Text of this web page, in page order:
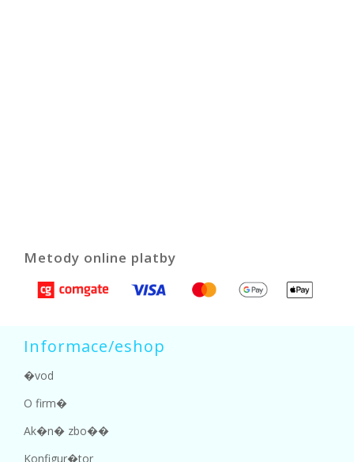
Metody online platby
Informace/eshop
�vod
O firm�
Ak�n� zbo��
Konfigur�tor